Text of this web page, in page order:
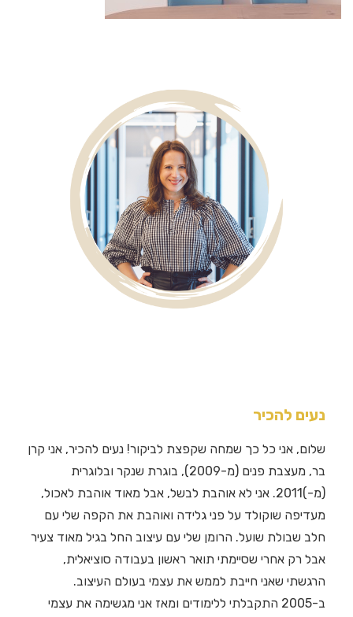
נעים להכיר
שלום, אני כל כך שמחה שקפצת לביקור! נעים להכיר, אני קרן
בר, מעצבת פנים (מ-2009), בוגרת שנקר ובלוגרית
(מ-)2011. אני לא אוהבת לבשל, אבל מאוד אוהבת לאכול,
מעדיפה שוקולד על פני גלידה ואוהבת את הקפה שלי עם
חלב שבולת שועל. הרומן שלי עם עיצוב החל בגיל מאוד צעיר
אבל רק אחרי שסיימתי תואר ראשון בעבודה סוציאלית,
הרגשתי שאני חייבת לממש את עצמי בעולם העיצוב.
ב-2005 התקבלתי ללימודים ומאז אני מגשימה את עצמי